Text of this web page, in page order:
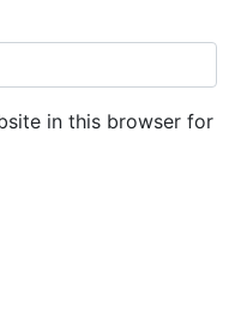
in this browser for